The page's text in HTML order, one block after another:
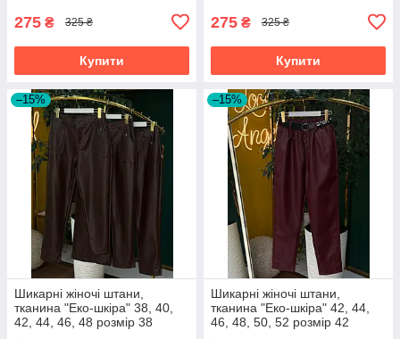
275 ₴ 325 ₴
Купити
275 ₴ 325 ₴
Купити
–15%
Шикарні жіночі штани,
тканина "Еко-шкіра" 38, 40,
42, 44, 46, 48 розмір 38
–15%
Шикарні жіночі штани,
тканина "Еко-шкіра" 42, 44,
46, 48, 50, 52 розмір 42